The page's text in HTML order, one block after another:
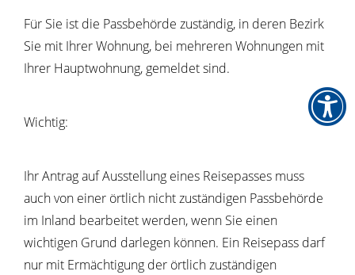
Für Sie ist die Passbehörde zuständig, in deren Bezirk
Sie mit Ihrer Wohnung, bei mehreren Wohnungen mit
Ihrer Hauptwohnung, gemeldet sind.
Wichtig:
Ihr Antrag auf Ausstellung eines Reisepasses muss
auch von einer örtlich nicht zuständigen Passbehörde
im Inland bearbeitet werden, wenn Sie einen
wichtigen Grund darlegen können. Ein Reisepass darf
nur mit Ermächtigung der örtlich zuständigen